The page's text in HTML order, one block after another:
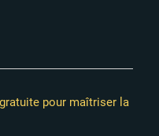
pour maîtriser la